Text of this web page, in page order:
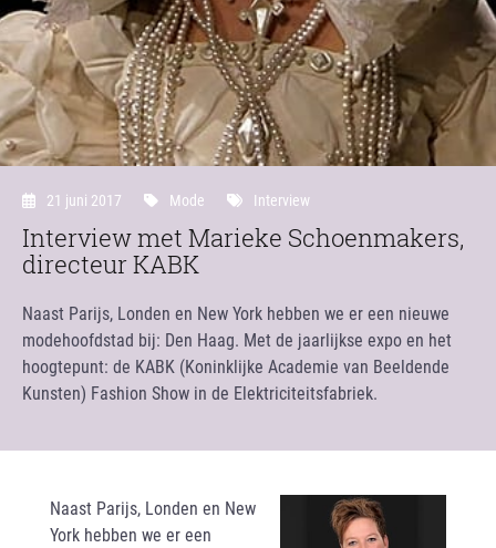
21 juni 2017 Mode Interview
Interview met Marieke Schoenmakers,
directeur KABK
Naast Parijs, Londen en New York hebben we er een nieuwe
modehoofdstad bij: Den Haag. Met de jaarlijkse expo en het
hoogtepunt: de KABK (Koninklijke Academie van Beeldende
Kunsten) Fashion Show in de Elektriciteitsfabriek.
Naast Parijs, Londen en New
York hebben we er een